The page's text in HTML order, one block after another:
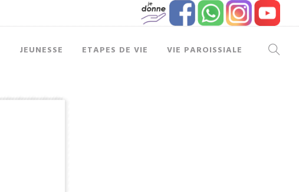
JEUNESSE ETAPES DE VIE VIE PAROISSIALE